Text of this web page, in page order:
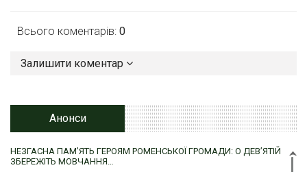
Всього коментарів: 0
Залишити коментар
Анонси
НЕЗГАСНА ПАМ’ЯТЬ ГЕРОЯМ РОМЕНСЬКОЇ ГРОМАДИ: О ДЕВ’ЯТІЙ
ЗБЕРЕЖІТЬ МОВЧАННЯ…